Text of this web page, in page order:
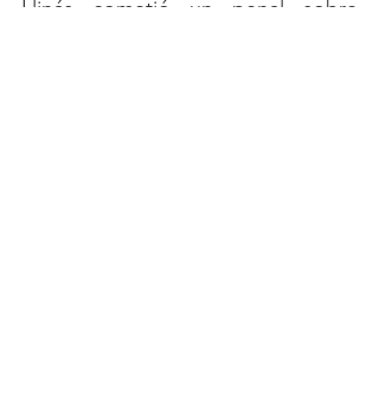
Llinás cometió un penal sobre